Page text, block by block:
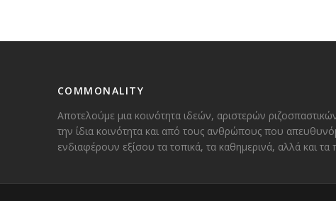
COMMONALITY
Αποτελούμε μια κοινότητα ιδεών, αριστερών
την ίδια κοινότητα και από τους ανθρώπους που
ενδιαφέρουν εξίσου τα τοπικά, τα καθημερινά, αλλά και